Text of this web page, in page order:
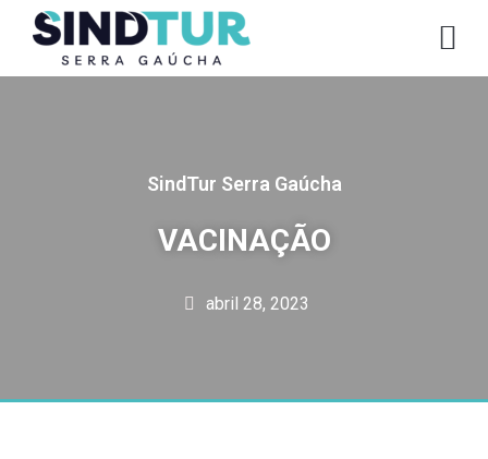
SindTur Serra Gaúcha
VACINAÇÃO
abril 28, 2023